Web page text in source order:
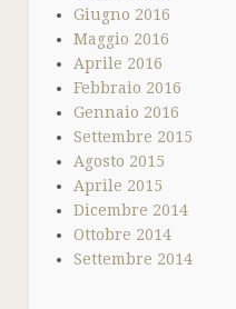
Giugno 2016
Maggio 2016
Aprile 2016
Febbraio 2016
Gennaio 2016
Settembre 2015
Agosto 2015
Aprile 2015
Dicembre 2014
Ottobre 2014
Settembre 2014